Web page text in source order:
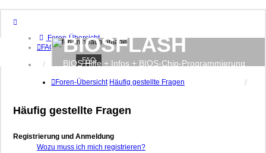
Foren-Übersicht
FAQ
Anmelden
BIOSFLASH
BIOS Hilfe + Infos + BIOS-Chip-Programmierung
FAQ
Foren-Übersicht Häufig gestellte Fragen
Häufig gestellte Fragen
Registrierung und Anmeldung
Wozu muss ich mich registrieren?